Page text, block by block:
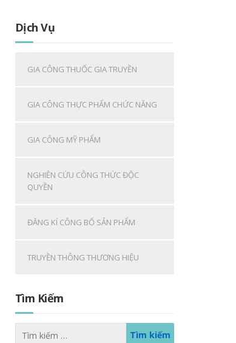
Dịch Vụ
GIA CÔNG THUỐC GIA TRUYỀN
GIA CÔNG THỰC PHẨM CHỨC NĂNG
GIA CÔNG MỸ PHẨM
NGHIÊN CỨU CÔNG THỨC ĐỘC
QUYỀN
ĐĂNG KÍ CÔNG BỐ SẢN PHẨM
TRUYỀN THÔNG THƯƠNG HIỆU
Tìm Kiếm